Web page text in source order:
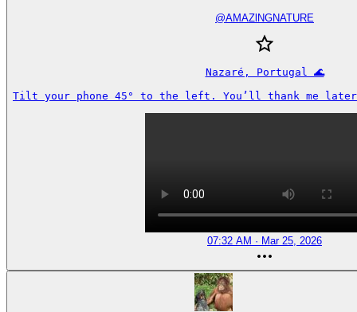
@AMAZlNGNATURE
Nazaré, Portugal 🌊
Tilt your phone 45° to the left. You’ll thank me
07:32 AM · Mar 25, 2026